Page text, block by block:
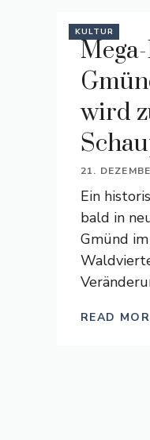
KULTUR
wird
21.
Ein
bald in
Gmünd
READ